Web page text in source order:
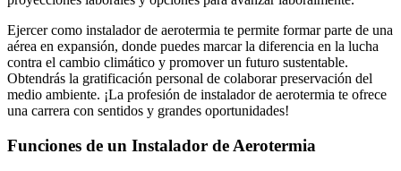
Ejercer como instalador de aerotermia te permite formar parte de una
aérea en expansión, donde puedes marcar la diferencia en la lucha
contra el cambio climático y promover un futuro sustentable.
Obtendrás la gratificación personal de colaborar preservación del
medio ambiente. ¡La profesión de instalador de aerotermia te ofrece
una carrera con sentidos y grandes oportunidades!
Funciones de un Instalador de Aerotermia